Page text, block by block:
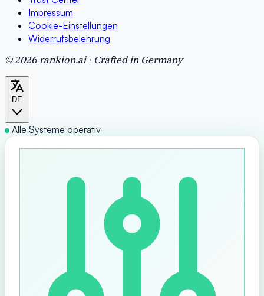
Impressum
Cookie-Einstellungen
Widerrufsbelehrung
© 2026 rankion.ai · Crafted in Germany
DE
Alle Systeme operativ